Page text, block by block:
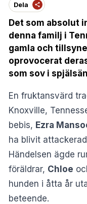
Dela
Det som absolut
denna familj i
gamla och
oprovocerat
som sov i
En fruktansvärd
Knoxville,
bebis, Ezra
ha blivit
Händelsen ägde
föräldrar, Chloe
hunden i åtta år
beteende.